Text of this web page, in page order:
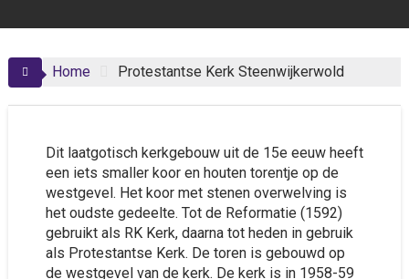
Home Protestantse Kerk Steenwijkerwold
Dit laatgotisch kerkgebouw uit de 15e eeuw heeft
een iets smaller koor en houten torentje op de
westgevel. Het koor met stenen overwelving is
het oudste gedeelte. Tot de Reformatie (1592)
gebruikt als RK Kerk, daarna tot heden in gebruik
als Protestantse Kerk. De toren is gebouwd op
de westgevel van de kerk. De kerk is in 1958-59